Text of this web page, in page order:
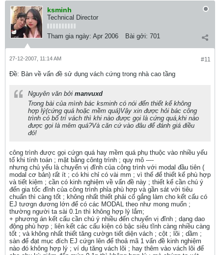
ksminh
Technical Director
Tham gia ngày: Apr 2006 Bài gởi: 701
#11
27-12-2007, 11:14 AM
Ðề: Bàn về vấn đề sử dụng vách cứng trong nhà cao tầng
Nguyên văn bởi manvuxd
Trong bài của mình bác ksminh có nói đến thiết kế không
hợp lý(cứng quá hoặc mềm quá)Vậy xin được hỏi bác công
trình có bố trí vách thì khi nào được gọi là cứng quá,khi nào
được gọi là mêm quá?Và căn cứ vào đâu để đánh giá điều
đó!
công trình được gọi cứgn quá hay mềm quá phụ thuộc vào nhiều yếu
tố khi tính toán ; mặt bằng côntg trình ; quy mô ----
nhưng chủ yếu là chuyển vị đĩnh của công trình với modal đầu tiên (
modal cơ bản) rất ít ; có khi chỉ có vài mm ; vì thế để thiết kế phù hợp
và tiết kiệm ; cần có kinh nghiệm về vấn đề này ; thiết kế cần chú ý
đến gia tốc đĩnh của công trình phỉa phù hợp và gần sát với tiêu
chuẩn thì càng tốt ; không nhất thiết phải cố gắng làm cho kết cấu có
EJ tươgn đương lớn để có các MODAL theo như mong muốn ;
thường người ta sài 0.1n thì không hợp lý lắm;
+ phương án kết cấu cần chú ý nhiều đến chuyển vị đĩnh ; dạng dao
động phù hợp ; liên kết các cấu kiện có bậc siêu tĩnh càng nhiều càng
tốt ; và không nhất thiết tăng cườgn tiết diện vách ; cột ; lõi ; dầm ;
sàn để đạt mục đích EJ cứgn lên để thoả mã 1 vấn đề kinh nghiệm
nào đó không hợp lý ; ví dụ tăng vách lõi ; hay thêm vào vách lõi để